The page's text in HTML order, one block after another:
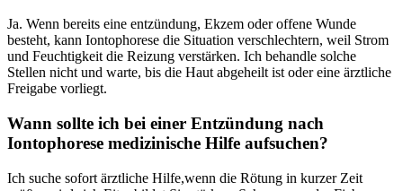
Ja. Wenn bereits eine entzündung, Ekzem⁢ oder​ offene Wunde
besteht,⁤ kann‍ Iontophorese die Situation⁢ verschlechtern,⁣ weil Strom
und ‌Feuchtigkeit die Reizung verstärken. ‍Ich behandle​ solche
Stellen ⁢nicht und warte, bis die Haut abgeheilt ist oder eine ärztliche
Freigabe vorliegt.
Wann ⁣sollte ich bei ‍einer Entzündung nach
Iontophorese ⁣medizinische Hilfe aufsuchen?
Ich suche sofort ärztliche Hilfe,wenn die Rötung in⁤ kurzer⁢ Zeit